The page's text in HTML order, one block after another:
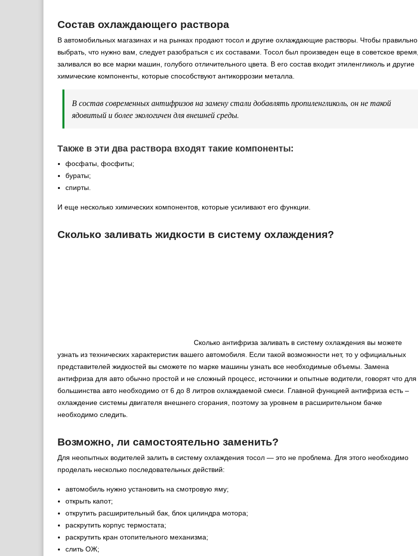
Состав охлаждающего раствора
В автомобильных магазинах и на рынках продают тосол и другие охлаждающие растворы. Чтобы правильно
выбрать, что нужно вам, следует разобраться с их составами. Тосол был произведен еще в советское время,
заливался во все марки машин, голубого отличительного цвета. В его состав входит этиленгликоль и другие
химические компоненты, которые способствуют антикоррозии металла.
В состав современных антифризов на замену стали добавлять пропиленгликоль, он не такой
ядовитый и более экологичен для внешней среды.
Также в эти два раствора входят такие компоненты:
фосфаты, фосфиты;
бураты;
спирты.
И еще несколько химических компонентов, которые усиливают его функции.
Сколько заливать жидкости в систему охлаждения?
Сколько антифриза заливать в систему охлаждения вы можете
узнать из технических характеристик вашего автомобиля. Если такой возможности нет, то у официальных
представителей жидкостей вы сможете по марке машины узнать все необходимые объемы. Замена
антифриза для авто обычно простой и не сложный процесс, источники и опытные водители, говорят что для
большинства авто необходимо от 6 до 8 литров охлаждаемой смеси. Главной функцией антифриза есть –
охлаждение системы двигателя внешнего сгорания, поэтому за уровнем в расширительном бачке
необходимо следить.
Возможно, ли самостоятельно заменить?
Для неопытных водителей залить в систему охлаждения тосол — это не проблема. Для этого необходимо
проделать несколько последовательных действий:
автомобиль нужно установить на смотровую яму;
открыть капот;
открутить расширительный бак, блок цилиндра мотора;
раскрутить корпус термостата;
раскрутить кран отопительного механизма;
слить ОЖ;